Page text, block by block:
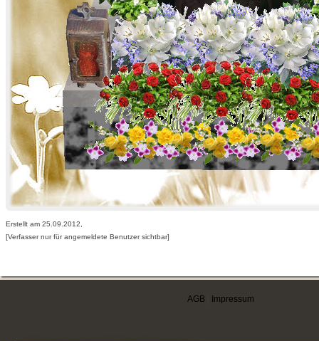
Erstellt am 25.09.2012,
[Verfasser nur für angemeldete Benutzer sichtbar]
AGB Impressum